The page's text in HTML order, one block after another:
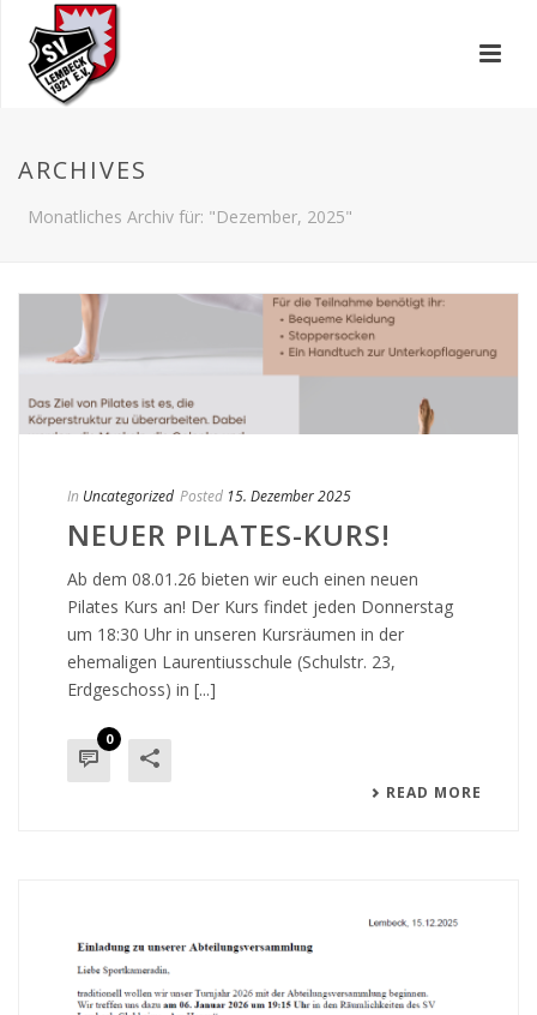
ARCHIVES
Monatliches Archiv für: "Dezember, 2025"
In Uncategorized Posted 15. Dezember 2025
NEUER PILATES-KURS!
Ab dem 08.01.26 bieten wir euch einen neuen
Pilates Kurs an! Der Kurs findet jeden Donnerstag
um 18:30 Uhr in unseren Kursräumen in der
ehemaligen Laurentiusschule (Schulstr. 23,
Erdgeschoss) in [...]
0
READ MORE